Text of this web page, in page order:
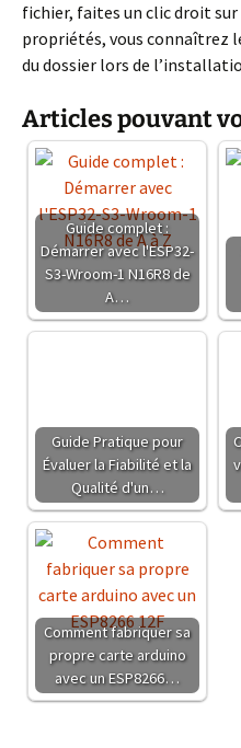
fichier, faites un clic droit sur
propriétés, vous connaîtrez
du dossier lors de
Articles pouvant
Guide complet :
Démarrer avec l'ESP32-
S3-Wroom-1 N16R8 de
A…
Guide Pratique pour
Évaluer la Fiabilité et la
Qualité d'un…
Comment fabriquer sa
propre carte arduino
avec un ESP8266…